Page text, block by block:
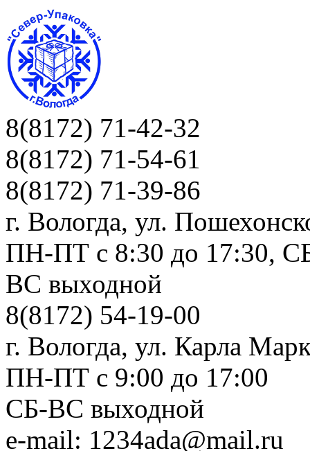
8(8172) 71-42-32
8(8172) 71-54-61
8(8172) 71-39-86
г. Вологда, ул.
ПН-ПТ c 8:30 до 17:30,
ВС выходной
8(8172) 54-19-00
г. Вологда, ул. Карла
ПН-ПТ c 9:00 до 17:00
СБ-ВС выходной
e-mail: 1234ada@mail.ru